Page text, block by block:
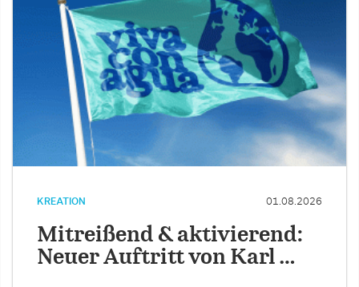
KREATION 01.08.2026
Mitreißend & aktivierend:
Neuer Auftritt von Karl …